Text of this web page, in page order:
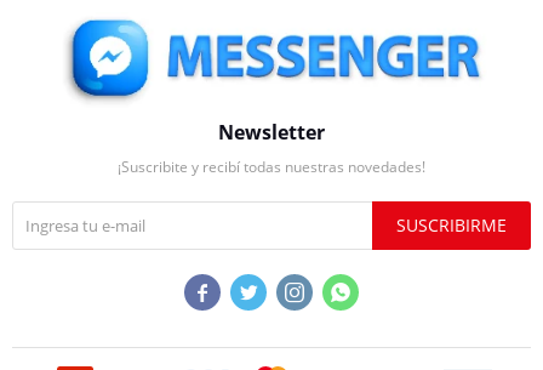
Newsletter
¡Suscribite y recibí todas nuestras novedades!
SUSCRIBIRME
   